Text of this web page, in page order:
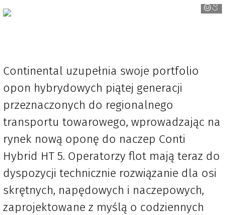
Continental uzupełnia swoje portfolio
opon hybrydowych piątej generacji
przeznaczonych do regionalnego
transportu towarowego, wprowadzając na
rynek nową oponę do naczep Conti
Hybrid HT 5. Operatorzy flot mają teraz do
dyspozycji technicznie rozwiązanie dla osi
skrętnych, napędowych i naczepowych,
zaprojektowane z myślą o codziennych